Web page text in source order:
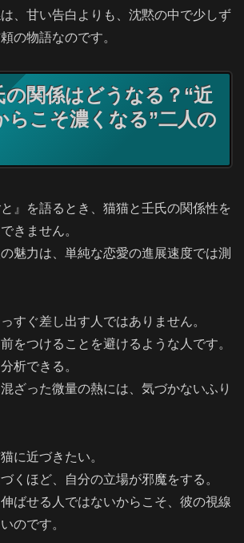
、甘い告白よりも、沈黙の中で少しず
の物語なのです。
の関係はどうなる？“近
らこそ濃くなる”二人の
と』を語るとき、猫猫と壬氏の関係性を
きません。
魅力は、単純な恋愛の進展速度では測
すぐ差し出す人ではありません。
をつけることを避けるような人です。
析できる。
ざった微量の熱には、気づかないふり
に近づきたい。
くほど、自分の立場が邪魔をする。
ばせる人ではないからこそ、彼の視線
のです。